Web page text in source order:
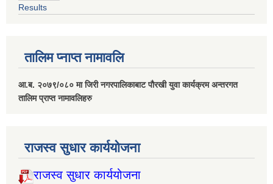
Results
तालिम प्नाप्त नामावलि
आ.ब. २०७९/०८० मा जिरी नगरपालिकाबाट पौरखी युवा कार्यक्रम अन्तरगत
तालिम प्राप्त नामावलिहरु
राजस्व सुधार कार्ययोजना
राजस्व सुधार कार्ययोजना